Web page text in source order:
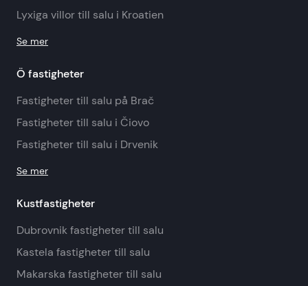
Lyxiga villor till salu i Kroatien
Se mer
Ö fastigheter
Fastigheter till salu på Brač
Fastigheter till salu i Čiovo
Fastigheter till salu i Drvenik
Se mer
Kustfastigheter
Dubrovnik fastigheter till salu
Kastela fastigheter till salu
Makarska fastigheter till salu